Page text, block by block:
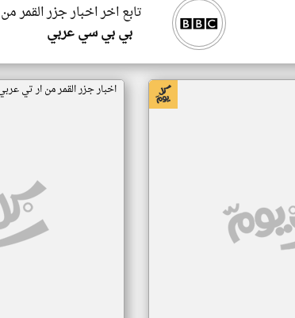
تابع اخر اخبار جزر القمر من
بي بي سي عربي
اخبار جزر القمر من ار تي